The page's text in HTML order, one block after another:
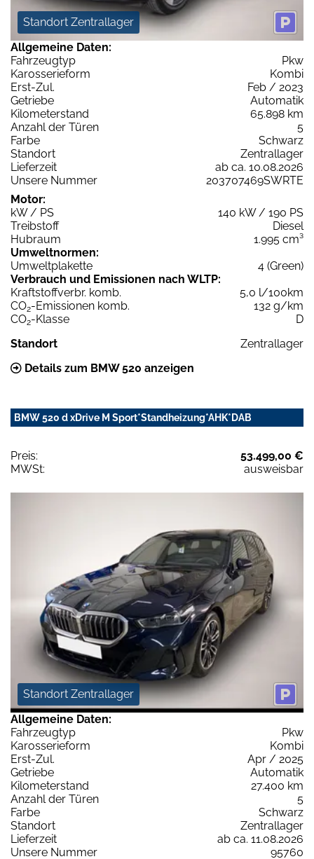
Standort Zentrallager
Allgemeine Daten:
Fahrzeugtyp
Pkw
Karosserieform
Kombi
Erst-Zul.
Feb / 2023
Getriebe
Automatik
Kilometerstand
65.898 km
Anzahl der Türen
5
Farbe
Schwarz
Standort
Zentrallager
Lieferzeit
ab ca. 10.08.2026
Unsere Nummer
203707469SWRTE
Motor:
kW / PS
140 kW / 190 PS
Treibstoff
Diesel
Hubraum
1.995 cm³
Umweltnormen:
Umweltplakette
4 (Green)
Verbrauch und Emissionen nach WLTP:
Kraftstoffverbr. komb.
5,0 l/100km
CO2-Emissionen komb.
132 g/km
CO2-Klasse
D
Standort
Zentrallager
Details zum BMW 520 anzeigen
BMW 520 d xDrive M Sport*Standheizung*AHK*DAB
Preis:
53.499,00 €
MWSt:
ausweisbar
Standort Zentrallager
Allgemeine Daten:
Fahrzeugtyp
Pkw
Karosserieform
Kombi
Erst-Zul.
Apr / 2025
Getriebe
Automatik
Kilometerstand
27.400 km
Anzahl der Türen
5
Farbe
Schwarz
Standort
Zentrallager
Lieferzeit
ab ca. 11.08.2026
Unsere Nummer
95760